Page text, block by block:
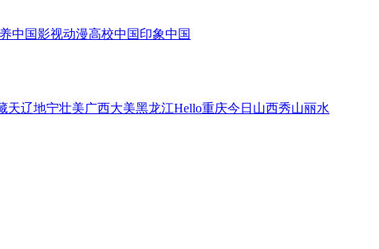
中国影视动漫高校中国印象中国
天辽地宁壮美广西大美黑龙江Hello重庆今日山西秀山丽水